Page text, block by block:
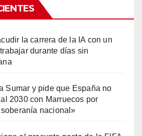
la carrera de la IA con un
durante días sin
Sumar y pide que España no
2030 con Marruecos por
nacional»